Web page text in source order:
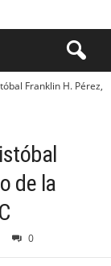
Franklin H. Pérez,
de la
0